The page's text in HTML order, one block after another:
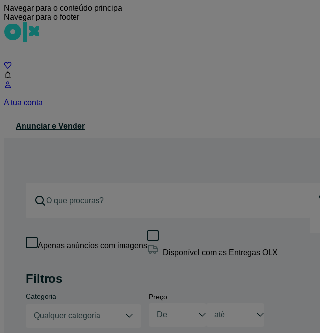
Navegar para o conteúdo principal
Navegar para o footer
A tua conta
Anunciar e Vender
Apenas anúncios com imagens
Disponível com as Entregas OLX
Filtros
Categoria
Qualquer categoria
Preço